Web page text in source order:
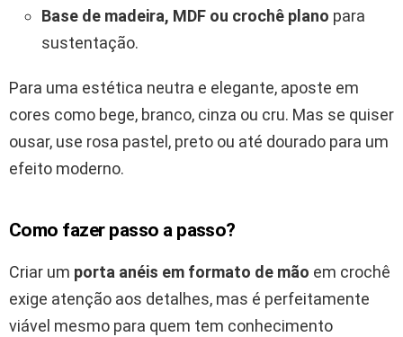
Base de madeira, MDF ou crochê plano para
sustentação.
Para uma estética neutra e elegante, aposte em
cores como bege, branco, cinza ou cru. Mas se quiser
ousar, use rosa pastel, preto ou até dourado para um
efeito moderno.
Como fazer passo a passo?
Criar um porta anéis em formato de mão em crochê
exige atenção aos detalhes, mas é perfeitamente
viável mesmo para quem tem conhecimento